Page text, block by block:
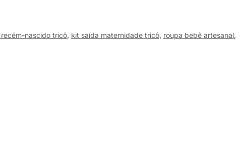
nascido tricô, kit saída maternidade tricô, roupa bebê artesanal,